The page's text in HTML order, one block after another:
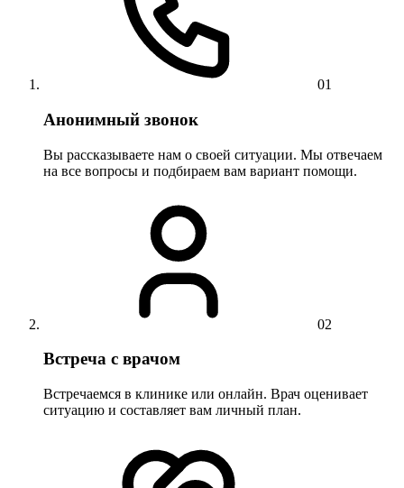
01
Анонимный звонок
Вы рассказываете нам о своей ситуации. Мы отвечаем
на все вопросы и подбираем вам вариант помощи.
02
Встреча с врачом
Встречаемся в клинике или онлайн. Врач оценивает
ситуацию и составляет вам личный план.